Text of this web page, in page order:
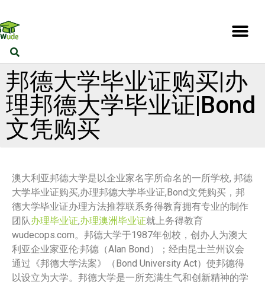
邦德大学毕业证购买|办
理邦德大学毕业证|Bond
文凭购买
澳大利亚邦德大学是以企业家名字所命名的一所学校, 邦德
大学毕业证购买,办理邦德大学毕业证,Bond文凭购买，邦
德大学毕业证办理方法推荐联系务得教育拥有专业的制作
团队办理毕业证,办理澳洲毕业证就上务得教育
wudecops.com。邦德大学于1987年创校，创办人为澳大
利亚企业家亚伦·邦德（Alan Bond）；经由昆士兰州议会
通过《邦德大学法案》（Bond University Act）使邦德得
以设立为大学。邦德大学是一所充满生气和创新精神的学